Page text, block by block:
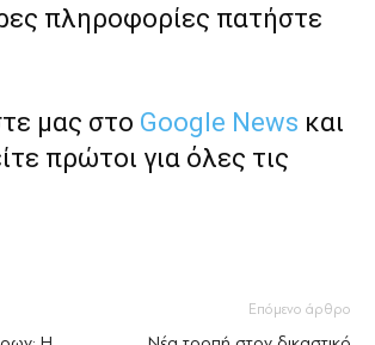
πληροφορίες πατήστε
μας στο Google News και
πρώτοι για όλες τις
Επόμενο άρθρο